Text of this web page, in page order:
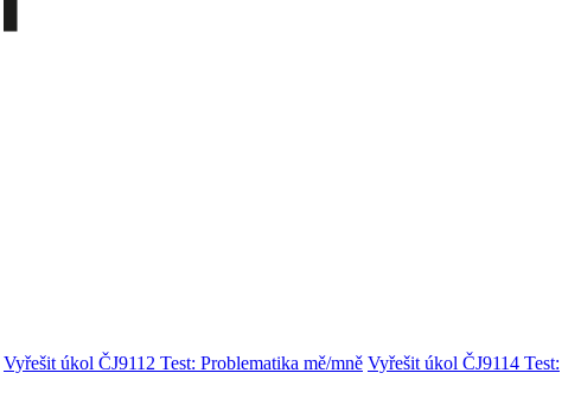
Vyřešit úkol ČJ9112 Test: Problematika mě/mně Vyřešit úkol ČJ9114 Test: